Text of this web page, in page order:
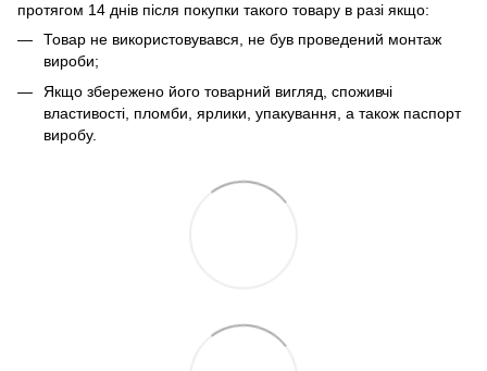
протягом 14 днів після покупки такого товару в разі якщо:
Товар не використовувався, не був проведений монтаж
вироби;
Якщо збережено його товарний вигляд, споживчі
властивості, пломби, ярлики, упакування, а також паспорт
виробу.